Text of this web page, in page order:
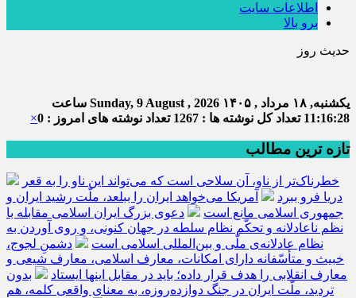
اطلاعات سایت
برو بالا
حدیث روز
یکشنبه, ۱۸ مرداد , ۱۴۰۵ Sunday, 9 August , 2026 ساعت
11:16:28 تعداد کل نوشته ها : 1267 تعداد نوشته های امروز : 0 ×
تازه ترین مطالب
خطرناک‌تر از ناو، آن سلاحی است که می‌تواند این ناو را به قعر
دریا فرو ببرد
آمریکا می‌خواهد ایران را ببلعد، ملّت رشید ایران و
جمهوری اسلامی مانع است
دعوی بزرگ ایران اسلامی مقابله با
نظم ناعادلانه و تحکّم نظام سلطه در جهان کنونی، و روی آوردن به
نظام عادلانه‌ی ملّی و بین‌المللی اسلامی است
دشمنِ لجوج،
خبیث و متأسّفانه دارای امکانات، معارف اسلامی، معارف شیعی و
معارف انقلابی را هدف قرار داده؛ باید در مقابل اینها ایستاد
بدون
تردید، ملّت ایران در جنگ دوازده‌روزه، به معنای واقعی کلمه، هم